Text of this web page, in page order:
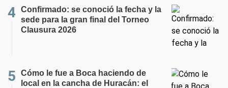
Confirmado: se conoció la fecha y la
sede para la gran final del Torneo
Clausura 2026
Cómo le fue a Boca haciendo de
local en la cancha de Huracán: el